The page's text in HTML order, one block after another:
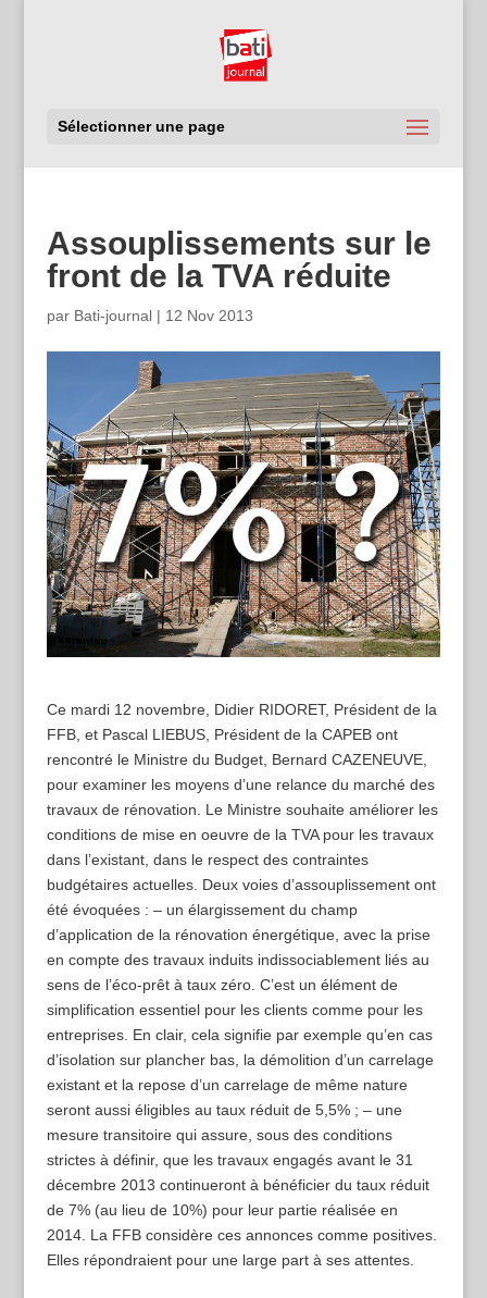
Sélectionner une page
Assouplissements sur le
front de la TVA réduite
par Bati-journal| 12 Nov 2013
Ce mardi 12 novembre, Didier RIDORET, Président de la
FFB, et Pascal LIEBUS, Président de la CAPEB ont
rencontré le Ministre du Budget, Bernard CAZENEUVE,
pour examiner les moyens d’une relance du marché des
travaux de rénovation. Le Ministre souhaite améliorer les
conditions de mise en oeuvre de la TVA pour les travaux
dans l’existant, dans le respect des contraintes
budgétaires actuelles. Deux voies d’assouplissement ont
été évoquées : – un élargissement du champ
d’application de la rénovation énergétique, avec la prise
en compte des travaux induits indissociablement liés au
sens de l’éco-prêt à taux zéro. C’est un élément de
simplification essentiel pour les clients comme pour les
entreprises. En clair, cela signifie par exemple qu’en cas
d’isolation sur plancher bas, la démolition d’un carrelage
existant et la repose d’un carrelage de même nature
seront aussi éligibles au taux réduit de 5,5% ; – une
mesure transitoire qui assure, sous des conditions
strictes à définir, que les travaux engagés avant le 31
décembre 2013 continueront à bénéficier du taux réduit
de 7% (au lieu de 10%) pour leur partie réalisée en
2014. La FFB considère ces annonces comme positives.
Elles répondraient pour une large part à ses attentes.